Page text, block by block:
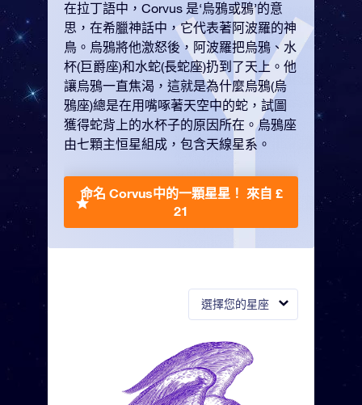
選擇您的星座
在拉丁語中，Corvus 是‘烏鴉或鴉’的意
思，在希臘神話中，它代表著阿波羅的神
鳥。烏鴉將他激怒後，阿波羅把烏鴉、水
杯(巨爵座)和水蛇(長蛇座)扔到了天上。他
讓烏鴉一直焦渴，這就是為什麼烏鴉(烏
鴉座)總是在用嘴啄著天空中的蛇，試圖
獲得蛇背上的水杯子的原因所在。烏鴉座
由七顆主恒星組成，包含天線星系。
命名 Corvus中的一顆星星！ 來自 £
21